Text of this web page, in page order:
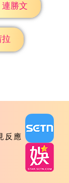
連勝文
拉
反應